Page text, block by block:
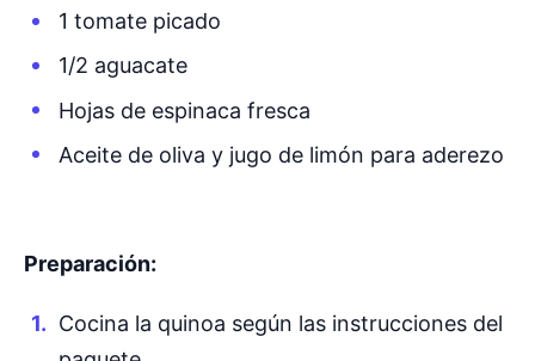
1 tomate picado
1/2 aguacate
Hojas de espinaca fresca
Aceite de oliva y jugo de limón para aderezo
Preparación:
Cocina la quinoa según las instrucciones del